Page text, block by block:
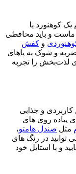
کوهنورد یا
و باید محافظی
و کفش
و شوک به پاهای
لذت‌بخش را تجربه
کاربردی و جذابی
پیاده روی های
مثل صندل هامتو،
توانید در رنگ های
و با استایل خود